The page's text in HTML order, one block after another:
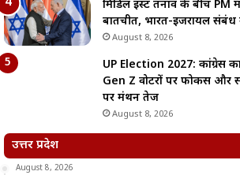
मिडिल ईस्ट तनाव के बीच PM
बातचीत, भारत-इजरायल
August 8, 2026
UP Election 2027: कांग्रेस का
Gen Z वोटरों पर फोकस और
पर मंथन तेज
August 8, 2026
उत्तर प्रदेश
August 8, 2026